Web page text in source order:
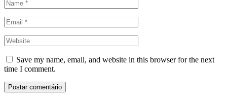
Save my name, email, and website in this browser for the next
time I comment.